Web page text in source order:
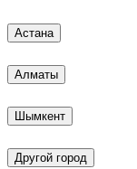
Астана
Алматы
Шымкент
Другой город